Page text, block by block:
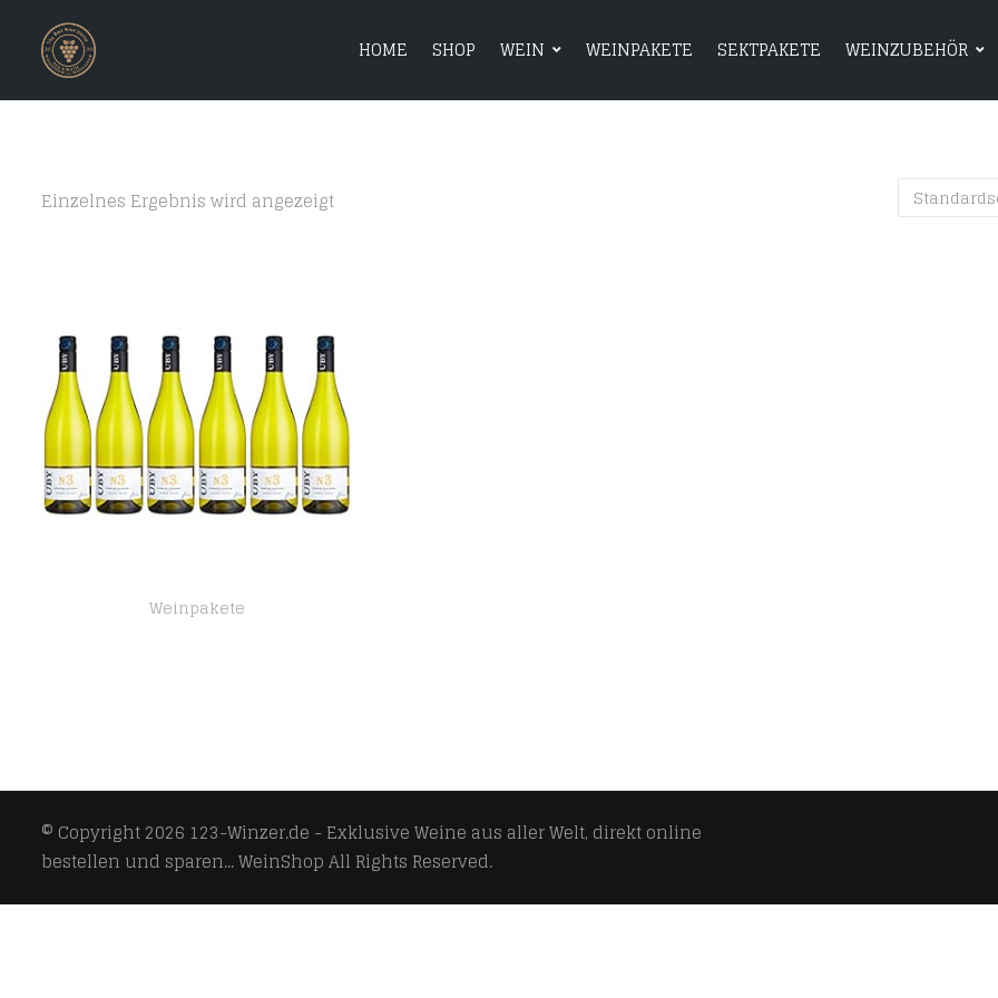
HOME SHOP WEIN WEINPAKETE SEKTPAKETE WEINZUBEHÖR
HOME SHOP WEIN WEINPAKETE
Einzelnes Ergebnis wird angezeigt
Weinpakete
© Copyright 2026 123-Winzer.de - Exklusive Weine aus aller Welt, direkt online
bestellen und sparen... WeinShopAll Rights Reserved.